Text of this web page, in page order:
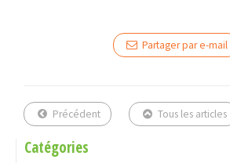
Partager par e-mail
Précédent Tous les articles
Catégories